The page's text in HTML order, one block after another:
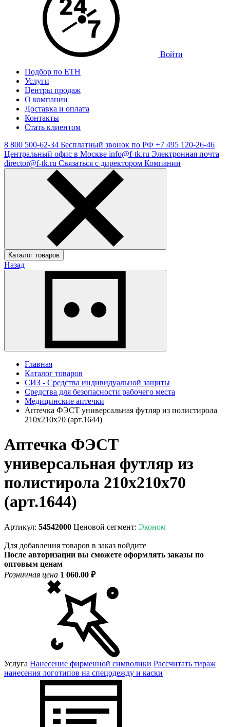
Войти
Подбор по ЕТН
Услуги
Центры продаж
О компании
Доставка и оплата
Контакты
Стать клиентом
8 800 500-62-34 Бесплатный звонок по РФ +7 495 120-26-46
Центральный офис в Москве info@f-tk.ru Электронная почта
director@f-tk.ru Связаться с директором Компании
Каталог товаров
Назад
Главная
Каталог товаров
СИЗ - Средства индивидуальной защиты
Средства для безопасности рабочего места
Медицинские аптечки
Аптечка ФЭСТ универсальная футляр из полистирола
210х210х70 (арт.1644)
Аптечка ФЭСТ
универсальная футляр из
полистирола 210х210х70
(арт.1644)
Артикул: 54542000 Ценовой сегмент: Эконом
Для добавления товаров в заказ войдите
После авторизации вы сможете оформлять заказы по
оптовым ценам
Розничная цена 1 060.00 ₽
Услуга Нанесение фирменной символики Рассчитать тираж
нанесения логотипов на спецодежду и каски